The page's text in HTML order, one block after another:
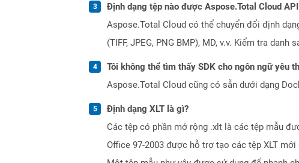
Định dạng tệp nào được Aspose.Total Cloud
Aspose.Total Cloud có thể chuyển đổi định
(TIFF, JPEG, PNG BMP), MD, v.v. Kiểm tra danh
Tôi không thể tìm thấy SDK cho ngôn ngữ yêu
Aspose.Total Cloud cũng có sẵn dưới dạng
Định dạng XLT là gì?
Các tệp có phần mở rộng .xlt là các tệp mẫu
Office 97-2003 được hỗ trợ tạo các tệp XLT